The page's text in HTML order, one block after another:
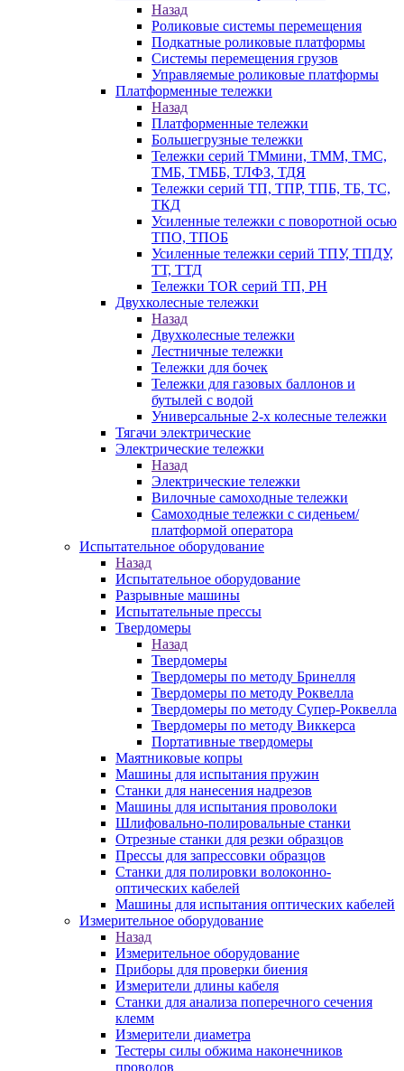
Назад
Роликовые системы перемещения
Подкатные роликовые платформы
Системы перемещения грузов
Управляемые роликовые платформы
Платформенные тележки
Назад
Платформенные тележки
Большегрузные тележки
Тележки серий ТМмини, ТММ, ТМС,
ТМБ, ТМББ, ТЛФЗ, ТДЯ
Тележки серий ТП, ТПР, ТПБ, ТБ, ТС,
ТКД
Усиленные тележки с поворотной осью
ТПО, ТПОБ
Усиленные тележки серий ТПУ, ТПДУ,
ТТ, ТТД
Тележки TOR серий ТП, PH
Двухколесные тележки
Назад
Двухколесные тележки
Лестничные тележки
Тележки для бочек
Тележки для газовых баллонов и
бутылей с водой
Универсальные 2-х колесные тележки
Тягачи электрические
Электрические тележки
Назад
Электрические тележки
Вилочные самоходные тележки
Самоходные тележки с сиденьем/
платформой оператора
Испытательное оборудование
Назад
Испытательное оборудование
Разрывные машины
Испытательные прессы
Твердомеры
Назад
Твердомеры
Твердомеры по методу Бринелля
Твердомеры по методу Роквелла
Твердомеры по методу Супер-Роквелла
Твердомеры по методу Виккерса
Портативные твердомеры
Маятниковые копры
Машины для испытания пружин
Станки для нанесения надрезов
Машины для испытания проволоки
Шлифовально-полировальные станки
Отрезные станки для резки образцов
Прессы для запрессовки образцов
Станки для полировки волоконно-
оптических кабелей
Машины для испытания оптических кабелей
Измерительное оборудование
Назад
Измерительное оборудование
Приборы для проверки биения
Измерители длины кабеля
Станки для анализа поперечного сечения
клемм
Измерители диаметра
Тестеры силы обжима наконечников
проводов